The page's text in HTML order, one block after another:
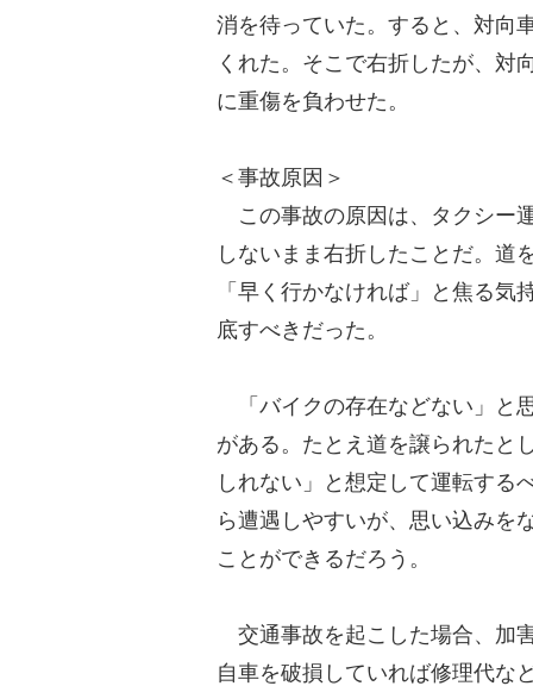
消を待っていた。すると、対向
くれた。そこで右折したが、対
に重傷を負わせた。
＜事故原因＞
この事故の原因は、タクシー
しないまま右折したことだ。道
「早く行かなければ」と焦る
底すべきだった。
「バイクの存在などない」と
がある。たとえ道を譲られたと
しれない」と想定して運転する
ら遭遇しやすいが、思い込みを
ことができるだろう。
交通事故を起こした場合、加
自車を破損していれば修理代な